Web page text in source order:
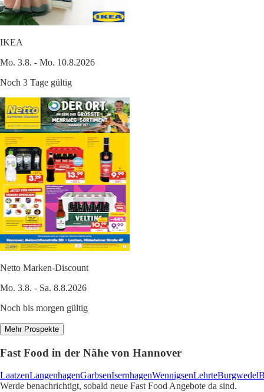
IKEA
Mo. 3.8. - Mo. 10.8.2026
Noch 3 Tage gültig
Netto Marken-Discount
Mo. 3.8. - Sa. 8.8.2026
Noch bis morgen gültig
Mehr Prospekte
Fast Food in der Nähe von Hannover
LaatzenLangenhagenGarbsenIsernhagenWennigsenLehrteBurgwedel
Werde benachrichtigt, sobald neue Fast Food Angebote da sind.